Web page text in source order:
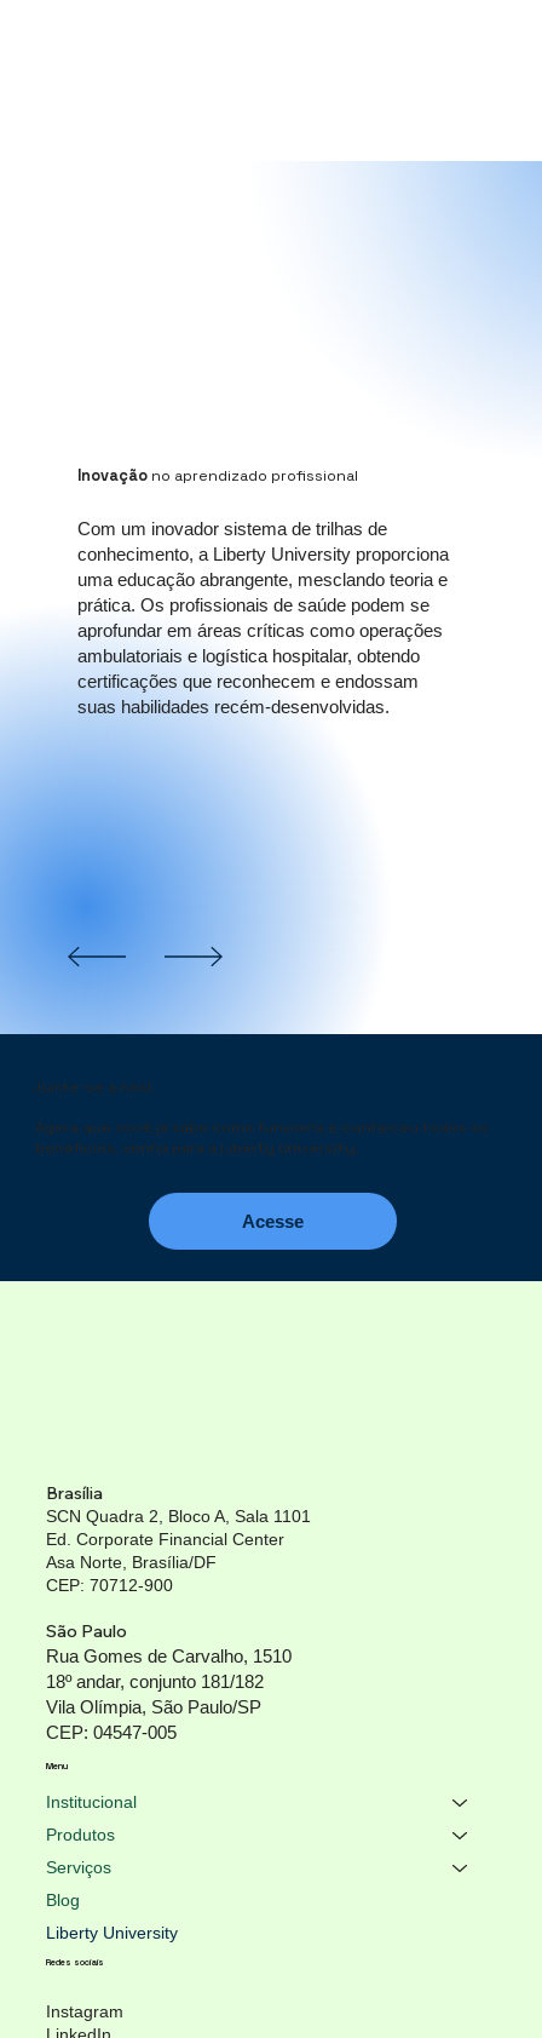
Inovaçãono aprendizado profissional
Com um inovador sistema de trilhas de
conhecimento, a Liberty University proporciona
uma educação abrangente, mesclando teoria e
prática. Os profissionais de saúde podem se
aprofundar em áreas críticas como operações
ambulatoriais e logística hospitalar, obtendo
certificações que reconhecem e endossam
suas habilidades recém-desenvolvidas.
Junte-se a nós!
Agora que você já sabe como funciona e conheceu todos os
benefícios, venha para a Liberty University.
Acesse
Brasília
SCN Quadra 2, Bloco A, Sala 1101
Ed. Corporate Financial Center
Asa Norte, Brasília/DF
CEP: 70712-900
São Paulo
Rua Gomes de Carvalho, 1510
18º andar, conjunto 181/182
Vila Olímpia, São Paulo/SP
CEP: 04547-005
Instagram
Redes sociais
Institucional
Produtos
Serviços
Blog
Liberty University
Menu